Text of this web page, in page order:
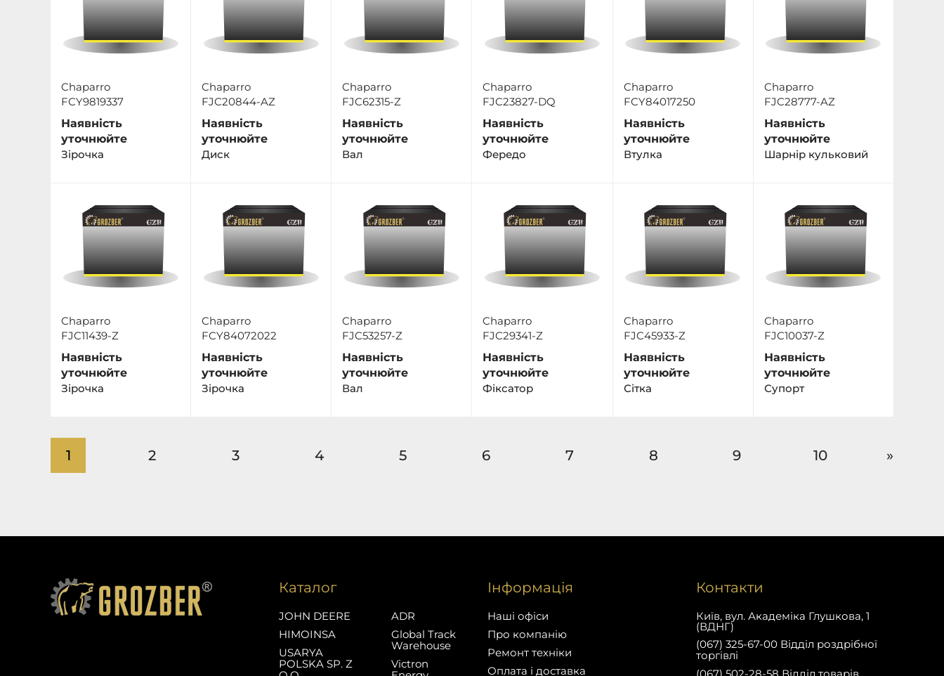
Chaparro
FCY9819337
Наявність
уточнюйте
Зірочка
Chaparro
FJC20844-AZ
Наявність
уточнюйте
Диск
Chaparro
FJC62315-Z
Наявність
уточнюйте
Вал
Chaparro
FJC23827-DQ
Наявність
уточнюйте
Фередо
Chaparro
FCY84017250
Наявність
уточнюйте
Втулка
Chaparro
FJC28777-AZ
Наявність
уточнюйте
Шарнір кульковий
Chaparro
FJC11439-Z
Наявність
уточнюйте
Зірочка
Chaparro
FCY84072022
Наявність
уточнюйте
Зірочка
Chaparro
FJC53257-Z
Наявність
уточнюйте
Вал
Chaparro
FJC29341-Z
Наявність
уточнюйте
Фіксатор
Chaparro
FJC45933-Z
Наявність
уточнюйте
Сітка
Chaparro
FJC10037-Z
Наявність
уточнюйте
Супорт
1 2 3 4 5 6 7 8 9 10 »
Каталог
JOHN DEERE
HIMOINSA
USARYA
POLSKA SP. Z
ADR
Global Track
Warehouse
Victron
Інформація
Наші офіси
Про компанію
Ремонт техніки
Оплата і доставка
Контакти
Київ, вул. Академіка Глушкова, 1
(ВДНГ)
(067) 325-67-00 Відділ роздрібної
торгівлі